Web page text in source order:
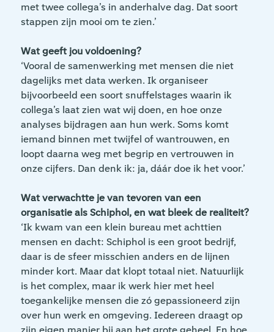
met twee collega’s in anderhalve dag. Dat soort
stappen zijn mooi om te zien.’
Wat geeft jou voldoening?
‘Vooral de samenwerking met mensen die niet
dagelijks met data werken. Ik organiseer
bijvoorbeeld een soort snuffelstages waarin ik
collega’s laat zien wat wij doen, en hoe onze
analyses bijdragen aan hun werk. Soms komt
iemand binnen met twijfel of wantrouwen, en
loopt daarna weg met begrip en vertrouwen in
onze cijfers. Dan denk ik: ja, dáár doe ik het voor.’
Wat verwachtte je van tevoren van een
organisatie als Schiphol, en wat bleek de realiteit?
‘Ik kwam van een klein bureau met achttien
mensen en dacht: Schiphol is een groot bedrijf,
daar is de sfeer misschien anders en de lijnen
minder kort. Maar dat klopt totaal niet. Natuurlijk
is het complex, maar ik werk hier met heel
toegankelijke mensen die zó gepassioneerd zijn
over hun werk en omgeving. Iedereen draagt op